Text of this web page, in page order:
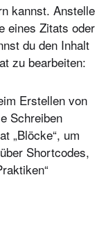
kannst. Anstelle
eines Zitats oder
du den Inhalt
zu bearbeiten:
Erstellen von
Schreiben
„Blöcke“, um
Shortcodes,